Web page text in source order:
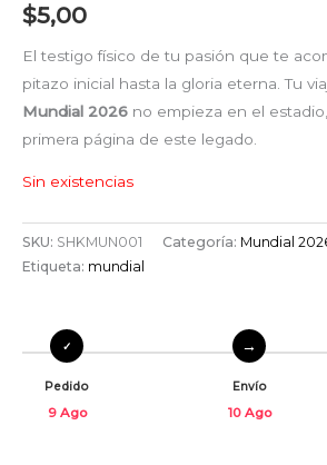
$5,00
El testigo físico de tu pasión que te
pitazo inicial hasta la gloria eterna. Tu
Mundial 2026 no empieza en el
primera página de este legado.
Sin existencias
SKU: SHKMUN001 Categoría: Mundial
Etiqueta: mundial
Pedido
9 Ago
Envío
10 Ago